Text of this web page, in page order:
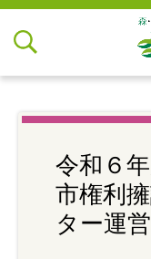
令和６
市権利
ター運